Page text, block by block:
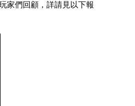
家們回顧，詳請見以下報